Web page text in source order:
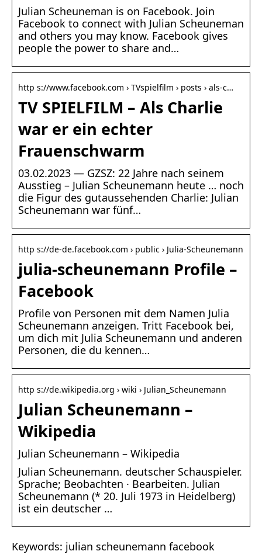
Julian Scheuneman is on Facebook. Join
Facebook to connect with Julian Scheuneman
and others you may know. Facebook gives
people the power to share and…
http s://www.facebook.com › TVspielfilm › posts › als-c…
TV SPIELFILM – Als Charlie
war er ein echter
Frauenschwarm
03.02.2023 — GZSZ: 22 Jahre nach seinem
Ausstieg – Julian Scheunemann heute … noch
die Figur des gutaussehenden Charlie: Julian
Scheunemann war fünf…
http s://de-de.facebook.com › public › Julia-Scheunemann
julia-scheunemann Profile –
Facebook
Profile von Personen mit dem Namen Julia
Scheunemann anzeigen. Tritt Facebook bei,
um dich mit Julia Scheunemann und anderen
Personen, die du kennen…
http s://de.wikipedia.org › wiki › Julian_Scheunemann
Julian Scheunemann –
Wikipedia
Julian Scheunemann – Wikipedia
Julian Scheunemann. deutscher Schauspieler.
Sprache; Beobachten · Bearbeiten. Julian
Scheunemann (* 20. Juli 1973 in Heidelberg)
ist ein deutscher …
Keywords: julian scheunemann facebook